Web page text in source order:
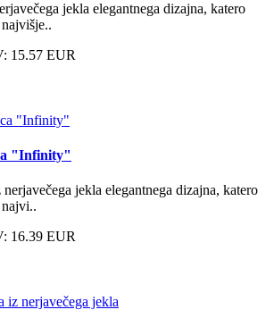
jekla elegantnega dizajna, katero
15.57 EUR
"Infinity"
jekla elegantnega dizajna, katero
16.39 EUR